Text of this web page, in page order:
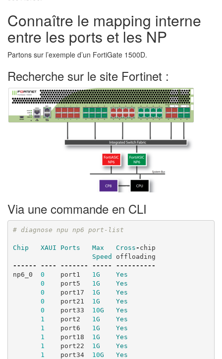
Connaître le mapping interne
entre les ports et les NP
Partons sur l’exemple d’un FortiGate 1500D.
Recherche sur le site Fortinet :
Via une commande en CLI
# diagnose npu np6 port-list
Chip XAUI Ports Max Cross - chip
Speed
offloading
------
---- ------- -----
----------
np6_0
0 port1 1 G
Yes
0
port5 1 G
Yes
0
port17 1 G
Yes
0
port21 1 G
Yes
0
port33 10G
Yes
1
port2 1 G
Yes
1
port6 1 G
Yes
1
port18 1 G
Yes
1
port22 1 G
Yes
1
port34 10G
Yes